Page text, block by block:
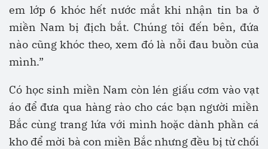
em lớp 6 khóc hết nước mắt khi nhận tin ba ở
miền Nam bị địch bắt. Chúng tôi đến bên, đứa
nào cũng khóc theo, xem đó là nỗi đau buồn của
mình.”
Có học sinh miền Nam còn lén giấu cơm vào vạt
áo để đưa qua hàng rào cho các bạn người miền
Bắc cùng trang lứa với mình hoặc dành phần cá
kho để mời bà con miền Bắc nhưng đều bị từ chối